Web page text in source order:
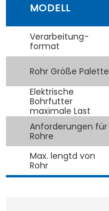
MODELL
Verarbeitung-
format
Rohr Größe Palette
Elektrische
Bohrfutter
maximale Last
Anforderungen für
Rohre
Max. lengtd von
Rohr